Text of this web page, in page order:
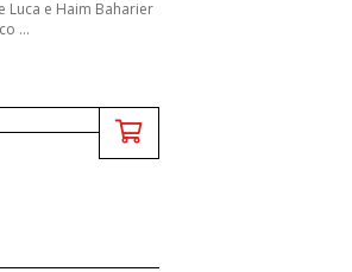
Luca e Haim Baharier
...